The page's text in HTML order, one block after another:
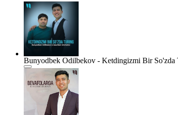
Bunyodbek Odilbekov - Ketdingizmi Bir So'zda